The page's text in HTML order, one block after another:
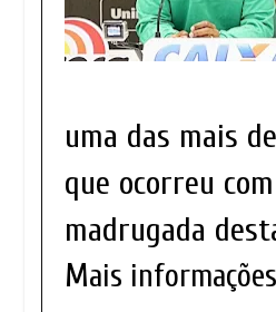
uma das mais
que ocorreu
madrugada
Mais